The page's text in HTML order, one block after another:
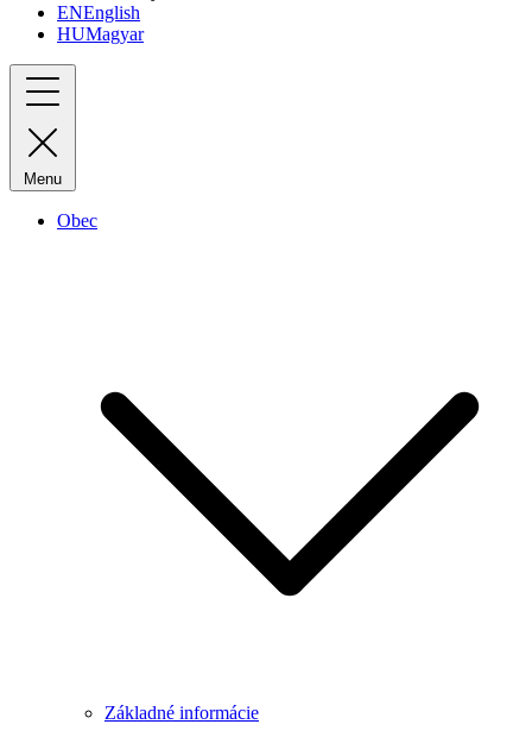
ENEnglish
HUMagyar
Menu
Obec
Základné informácie